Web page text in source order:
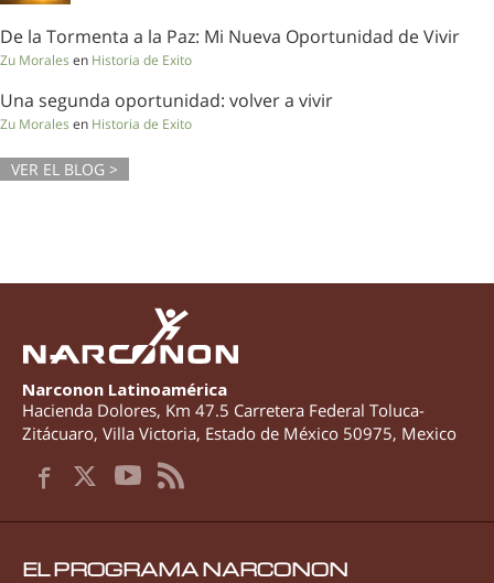
De la Tormenta a la Paz: Mi Nueva Oportunidad de Vivir
Zu Morales en Historia de Exito
Una segunda oportunidad: volver a vivir
Zu Morales en Historia de Exito
VER EL BLOG >
Narconon Latinoamérica
Hacienda Dolores, Km 47.5 Carretera Federal Toluca-
Zitácuaro, Villa Victoria, Estado de México 50975, Mexico
EL PROGRAMA NARCONON